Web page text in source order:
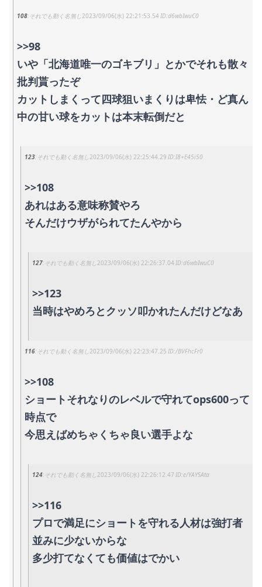
108 それでも動く名無し2023/09/06(水) 22:21:53.54 d6wbIwuC0
>>98
いや「北海道唯一のゴキブリ」とかでそれも散々
批判貰ったぞ
カットしまくって四球狙いまくりは卑怯・ど真ん
中の甘い球をカットは本末転倒だと
123 それでも動く名無し2023/09/06(水) 22:25:44.29 I8+E45i50
>>108
あれはある意味称賛やろ
そんだけウザがられてたんやから
127 それでも動く名無し2023/09/06(水) 22:26:37.04 d6wbIwuC0
>>123
当時はやめろとクッソ叩かれたんだけどなあ
116 それでも動く名無し2023/09/06(水) 22:23:47.25 /BVFhcFr0
>>108
ショートそれなりのレベルで守れてops600って
時点で
今思えばめちゃくちゃ良い選手よな
124 それでも動く名無し2023/09/06(水) 22:26:12.47 e/YAYSAta
>>116
プロで満足にショートを守れる人材は強打者
並みに少ないからな
多少打てなくても価値はでかい